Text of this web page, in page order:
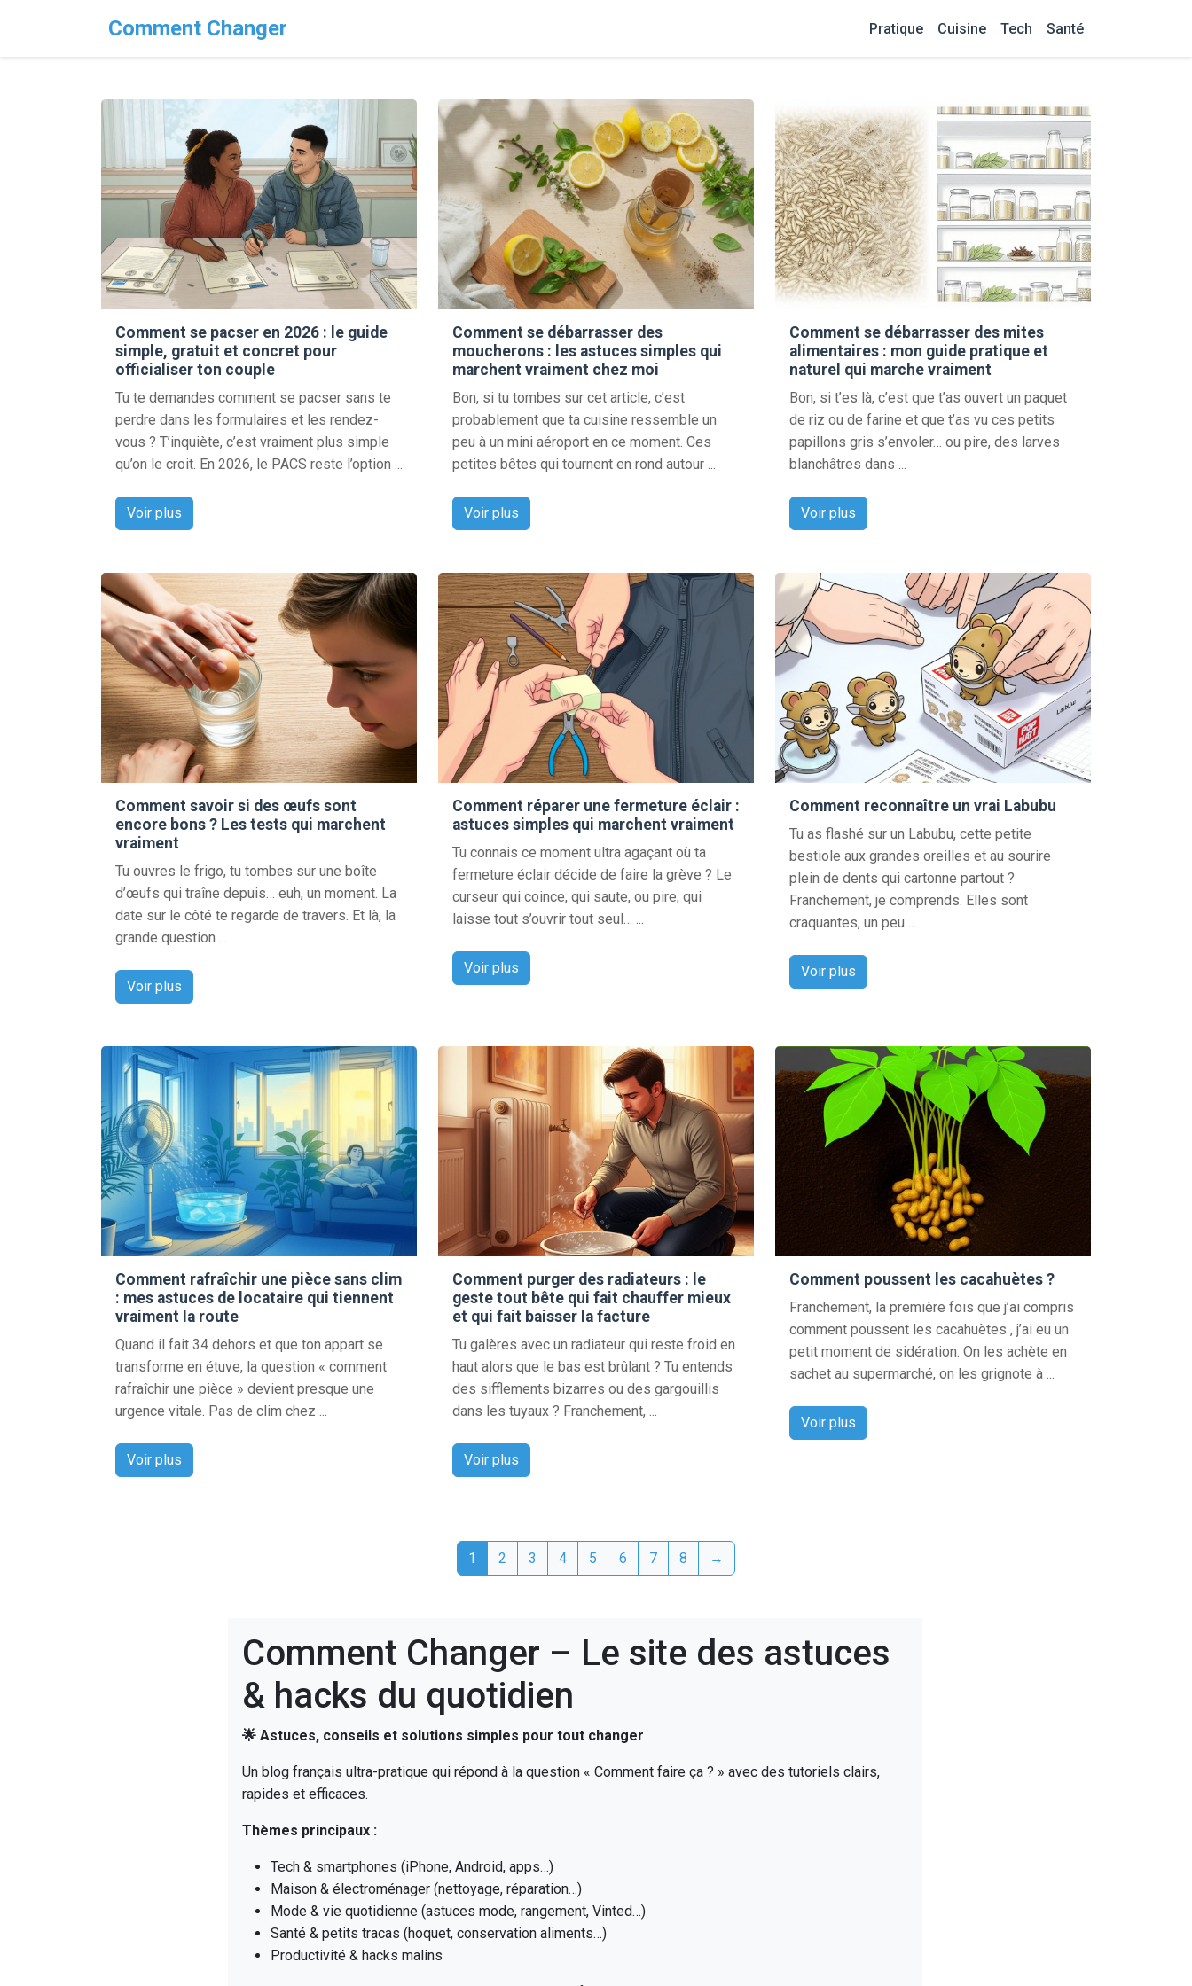
Comment Changer Pratique Cuisine Tech Santé
Comment se pacser en 2026 : le guide
simple, gratuit et concret pour
officialiser ton couple
Tu te demandes comment se pacser sans te
perdre dans les formulaires et les rendez-
vous ? T’inquiète, c’est vraiment plus simple
qu’on le croit. En 2026, le PACS reste l’option ...
Voir plus
Comment se débarrasser des
moucherons : les astuces simples qui
marchent vraiment chez moi
Bon, si tu tombes sur cet article, c’est
probablement que ta cuisine ressemble un
peu à un mini aéroport en ce moment. Ces
petites bêtes qui tournent en rond autour ...
Voir plus
Comment se débarrasser des mites
alimentaires : mon guide pratique et
naturel qui marche vraiment
Bon, si t’es là, c’est que t’as ouvert un paquet
de riz ou de farine et que t’as vu ces petits
papillons gris s’envoler… ou pire, des larves
blanchâtres dans ...
Voir plus
Comment savoir si des œufs sont
encore bons ? Les tests qui marchent
vraiment
Tu ouvres le frigo, tu tombes sur une boîte
d’œufs qui traîne depuis… euh, un moment. La
date sur le côté te regarde de travers. Et là, la
grande question ...
Voir plus
Comment réparer une fermeture éclair :
astuces simples qui marchent vraiment
Tu connais ce moment ultra agaçant où ta
fermeture éclair décide de faire la grève ? Le
curseur qui coince, qui saute, ou pire, qui
laisse tout s’ouvrir tout seul… ...
Voir plus
Comment reconnaître un vrai Labubu
Tu as flashé sur un Labubu, cette petite
bestiole aux grandes oreilles et au sourire
plein de dents qui cartonne partout ?
Franchement, je comprends. Elles sont
craquantes, un peu ...
Voir plus
Comment rafraîchir une pièce sans clim
: mes astuces de locataire qui tiennent
vraiment la route
Quand il fait 34 dehors et que ton appart se
transforme en étuve, la question « comment
rafraîchir une pièce » devient presque une
urgence vitale. Pas de clim chez ...
Voir plus
Comment purger des radiateurs : le
geste tout bête qui fait chauffer mieux
et qui fait baisser la facture
Tu galères avec un radiateur qui reste froid en
haut alors que le bas est brûlant ? Tu entends
des sifflements bizarres ou des gargouillis
dans les tuyaux ? Franchement, ...
Voir plus
Comment poussent les cacahuètes ?
Franchement, la première fois que j’ai compris
comment poussent les cacahuètes , j’ai eu un
petit moment de sidération. On les achète en
sachet au supermarché, on les grignote à ...
Voir plus
1 2 3 4 5 6 7 8 →
Comment Changer – Le site des astuces
& hacks du quotidien
🌟 Astuces, conseils et solutions simples pour tout changer
Un blog français ultra-pratique qui répond à la question « Comment faire ça ? » avec des tutoriels clairs,
rapides et efficaces.
Thèmes principaux :
Tech & smartphones (iPhone, Android, apps…)
Maison & électroménager (nettoyage, réparation…)
Mode & vie quotidienne (astuces mode, rangement, Vinted…)
Santé & petits tracas (hoquet, conservation aliments…)
Productivité & hacks malins